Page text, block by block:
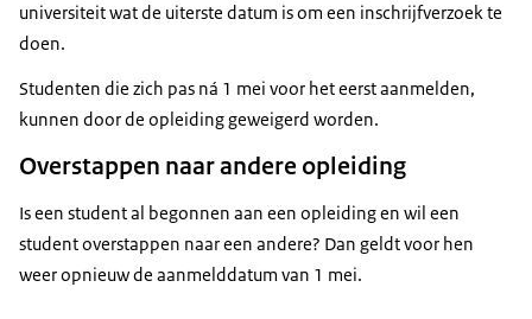
universiteit wat de uiterste datum is om een inschrijfverzoek te
doen.
Studenten die zich pas ná 1 mei voor het eerst aanmelden,
kunnen door de opleiding geweigerd worden.
Overstappen naar andere opleiding
Is een student al begonnen aan een opleiding en wil een
student overstappen naar een andere? Dan geldt voor hen
weer opnieuw de aanmelddatum van 1 mei.